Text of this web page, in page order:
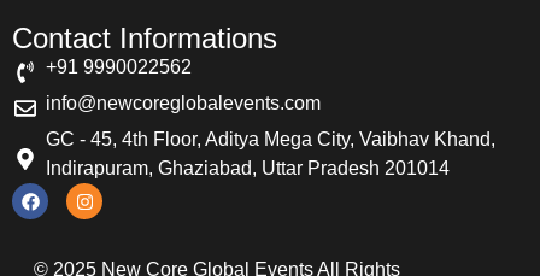
Contact Informations
+91 9990022562
info@newcoreglobalevents.com
GC - 45, 4th Floor, Aditya Mega City, Vaibhav Khand,
Indirapuram, Ghaziabad, Uttar Pradesh 201014
© 2025 New Core Global Events All Rights